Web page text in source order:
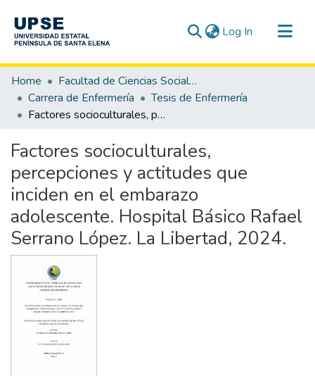
Log In (current)
Communities & Collections
All of DSpace
Statistics
Home
Facultad de Ciencias Sociales y de la Salud
Carrera de Enfermería
Tesis de Enfermería
Factores socioculturales, percepciones y actitudes que inciden en el embarazo adolescente. Hospital Básico Rafael Serrano López. La Libertad, 2024.
Factores socioculturales,
percepciones y actitudes que
inciden en el embarazo
adolescente. Hospital Básico Rafael
Serrano López. La Libertad, 2024.